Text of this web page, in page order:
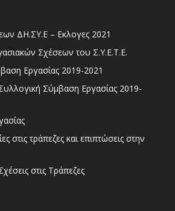
ΔΗ.ΣΥ.Ε – Εκλογες 2021
Σχέσεων του Σ.Υ.Ε.Τ.Ε.
Εργασίας 2019-2021
Σύμβαση Εργασίας 2019-
στις τράπεζες και επιπτώσεις στην
στις Τράπεζες